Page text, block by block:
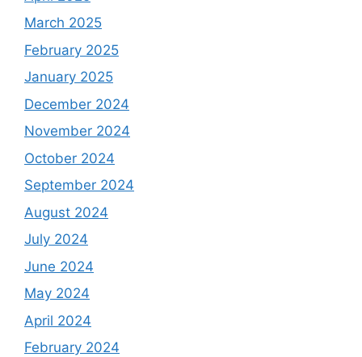
March 2025
February 2025
January 2025
December 2024
November 2024
October 2024
September 2024
August 2024
July 2024
June 2024
May 2024
April 2024
February 2024